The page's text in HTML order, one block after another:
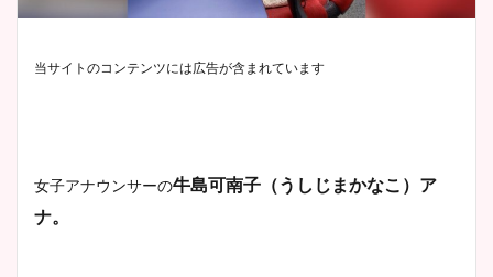
当サイトのコンテンツには広告が含まれています
女子アナウンサーの牛島可南子（うしじまかなこ）ア
ナ。